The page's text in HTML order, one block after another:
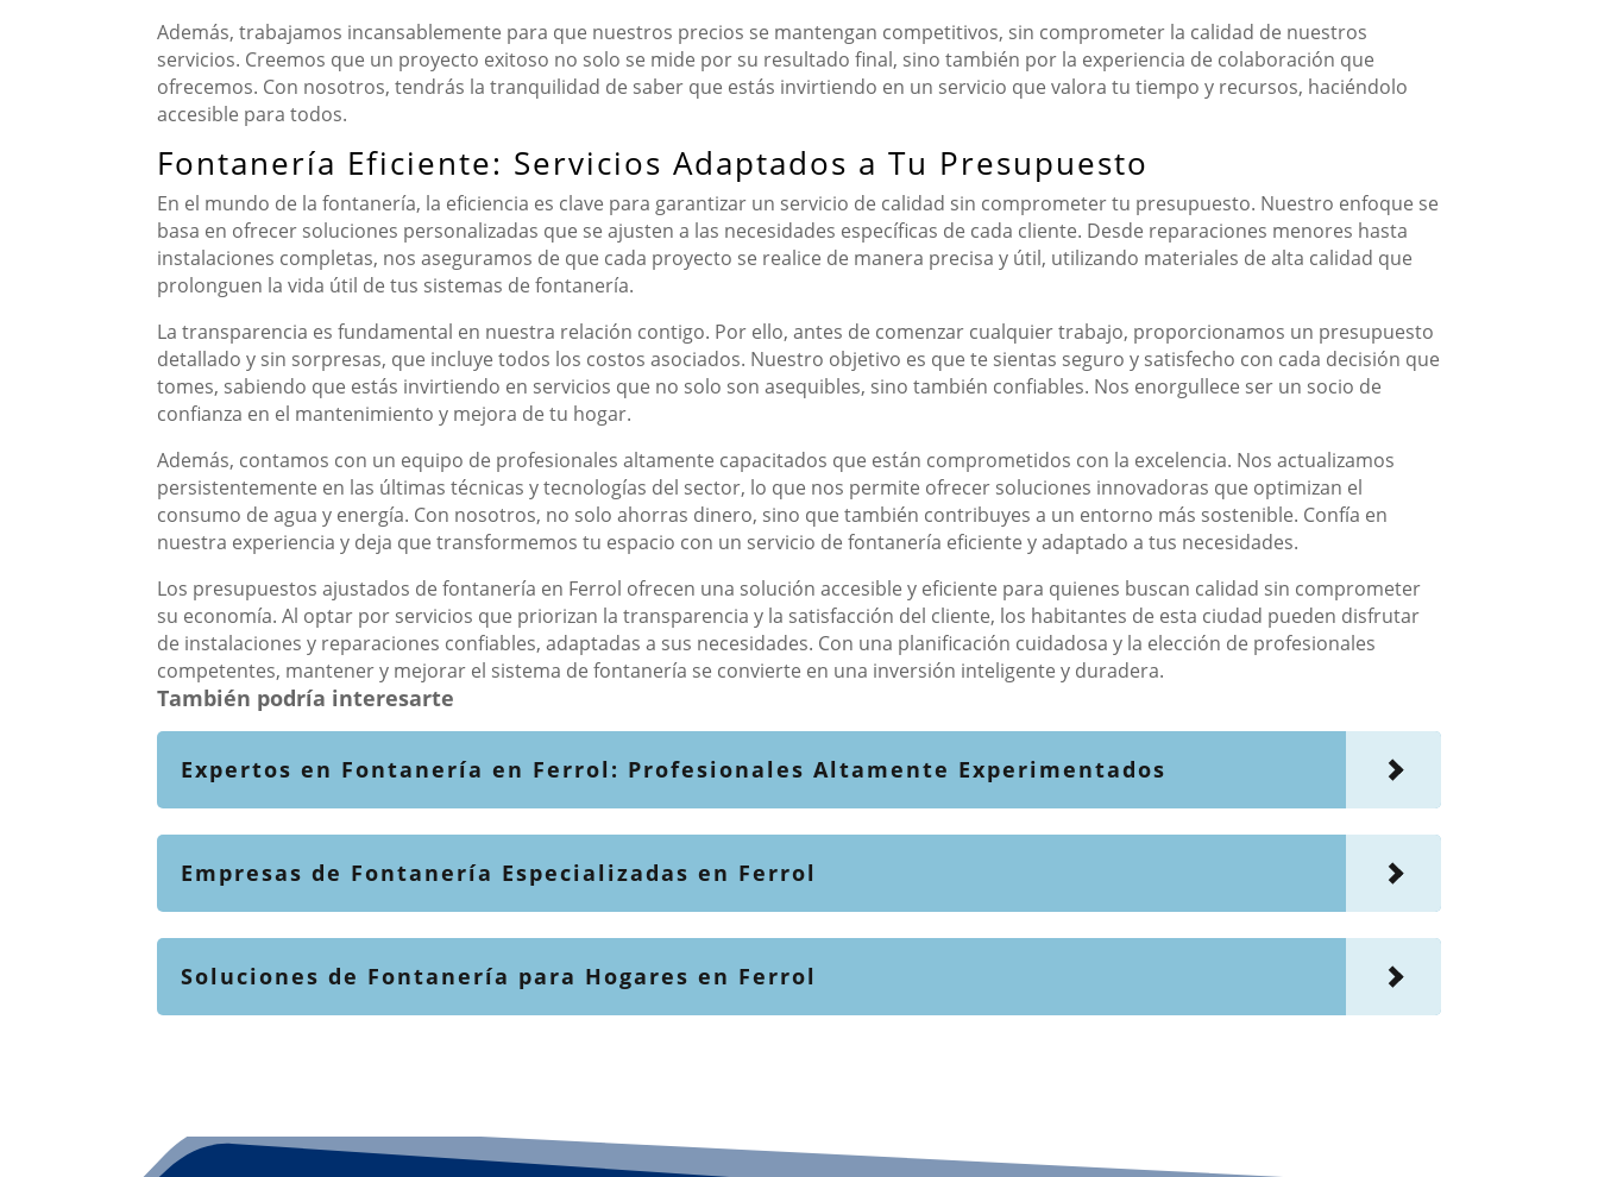
Además, trabajamos incansablemente para que nuestros precios se mantengan competitivos, sin comprometer la calidad de nuestros
servicios. Creemos que un proyecto exitoso no solo se mide por su resultado final, sino también por la experiencia de colaboración que
ofrecemos. Con nosotros, tendrás la tranquilidad de saber que estás invirtiendo en un servicio que valora tu tiempo y recursos, haciéndolo
accesible para todos.
Fontanería Eficiente: Servicios Adaptados a Tu Presupuesto
En el mundo de la fontanería, la eficiencia es clave para garantizar un servicio de calidad sin comprometer tu presupuesto. Nuestro enfoque se
basa en ofrecer soluciones personalizadas que se ajusten a las necesidades específicas de cada cliente. Desde reparaciones menores hasta
instalaciones completas, nos aseguramos de que cada proyecto se realice de manera precisa y útil, utilizando materiales de alta calidad que
prolonguen la vida útil de tus sistemas de fontanería.
La transparencia es fundamental en nuestra relación contigo. Por ello, antes de comenzar cualquier trabajo, proporcionamos un presupuesto
detallado y sin sorpresas, que incluye todos los costos asociados. Nuestro objetivo es que te sientas seguro y satisfecho con cada decisión que
tomes, sabiendo que estás invirtiendo en servicios que no solo son asequibles, sino también confiables. Nos enorgullece ser un socio de
confianza en el mantenimiento y mejora de tu hogar.
Además, contamos con un equipo de profesionales altamente capacitados que están comprometidos con la excelencia. Nos actualizamos
persistentemente en las últimas técnicas y tecnologías del sector, lo que nos permite ofrecer soluciones innovadoras que optimizan el
consumo de agua y energía. Con nosotros, no solo ahorras dinero, sino que también contribuyes a un entorno más sostenible. Confía en
nuestra experiencia y deja que transformemos tu espacio con un servicio de fontanería eficiente y adaptado a tus necesidades.
Los presupuestos ajustados de fontanería en Ferrol ofrecen una solución accesible y eficiente para quienes buscan calidad sin comprometer
su economía. Al optar por servicios que priorizan la transparencia y la satisfacción del cliente, los habitantes de esta ciudad pueden disfrutar
de instalaciones y reparaciones confiables, adaptadas a sus necesidades. Con una planificación cuidadosa y la elección de profesionales
competentes, mantener y mejorar el sistema de fontanería se convierte en una inversión inteligente y duradera.
También podría interesarte
Expertos en Fontanería en Ferrol: Profesionales Altamente Experimentados
Empresas de Fontanería Especializadas en Ferrol
Soluciones de Fontanería para Hogares en Ferrol